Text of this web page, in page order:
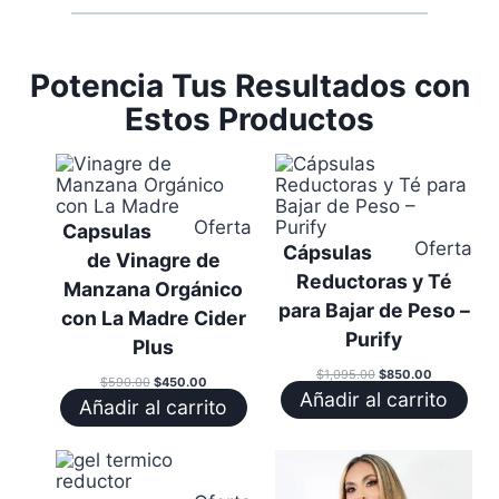
Potencia Tus Resultados con
Estos Productos
Oferta Producto
oferta
Capsulas
de Vinagre de
Manzana Orgánico
con La Madre Cider
Plus
$590.00 El
precio
original
era:
$450.00El
precio
actual
es:
Añadir al carrito
Oferta
Cápsulas
Reductoras y Té
para Bajar de Peso –
Purify
$1,095.00 El
precio
original
era:
$850.00El
precio
actual
es:
Añadir al carrito